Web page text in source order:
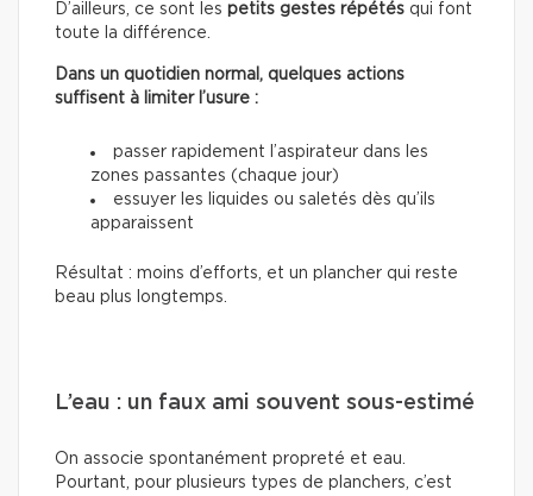
D’ailleurs, ce sont les petits gestes répétés qui font
toute la différence.
Dans un quotidien normal, quelques actions
suffisent à limiter l’usure :
passer rapidement l’aspirateur dans les
zones passantes (chaque jour)
essuyer les liquides ou saletés dès qu’ils
apparaissent
Résultat : moins d’efforts, et un plancher qui reste
beau plus longtemps.
L’eau : un faux ami souvent sous-estimé
On associe spontanément propreté et eau.
Pourtant, pour plusieurs types de planchers, c’est